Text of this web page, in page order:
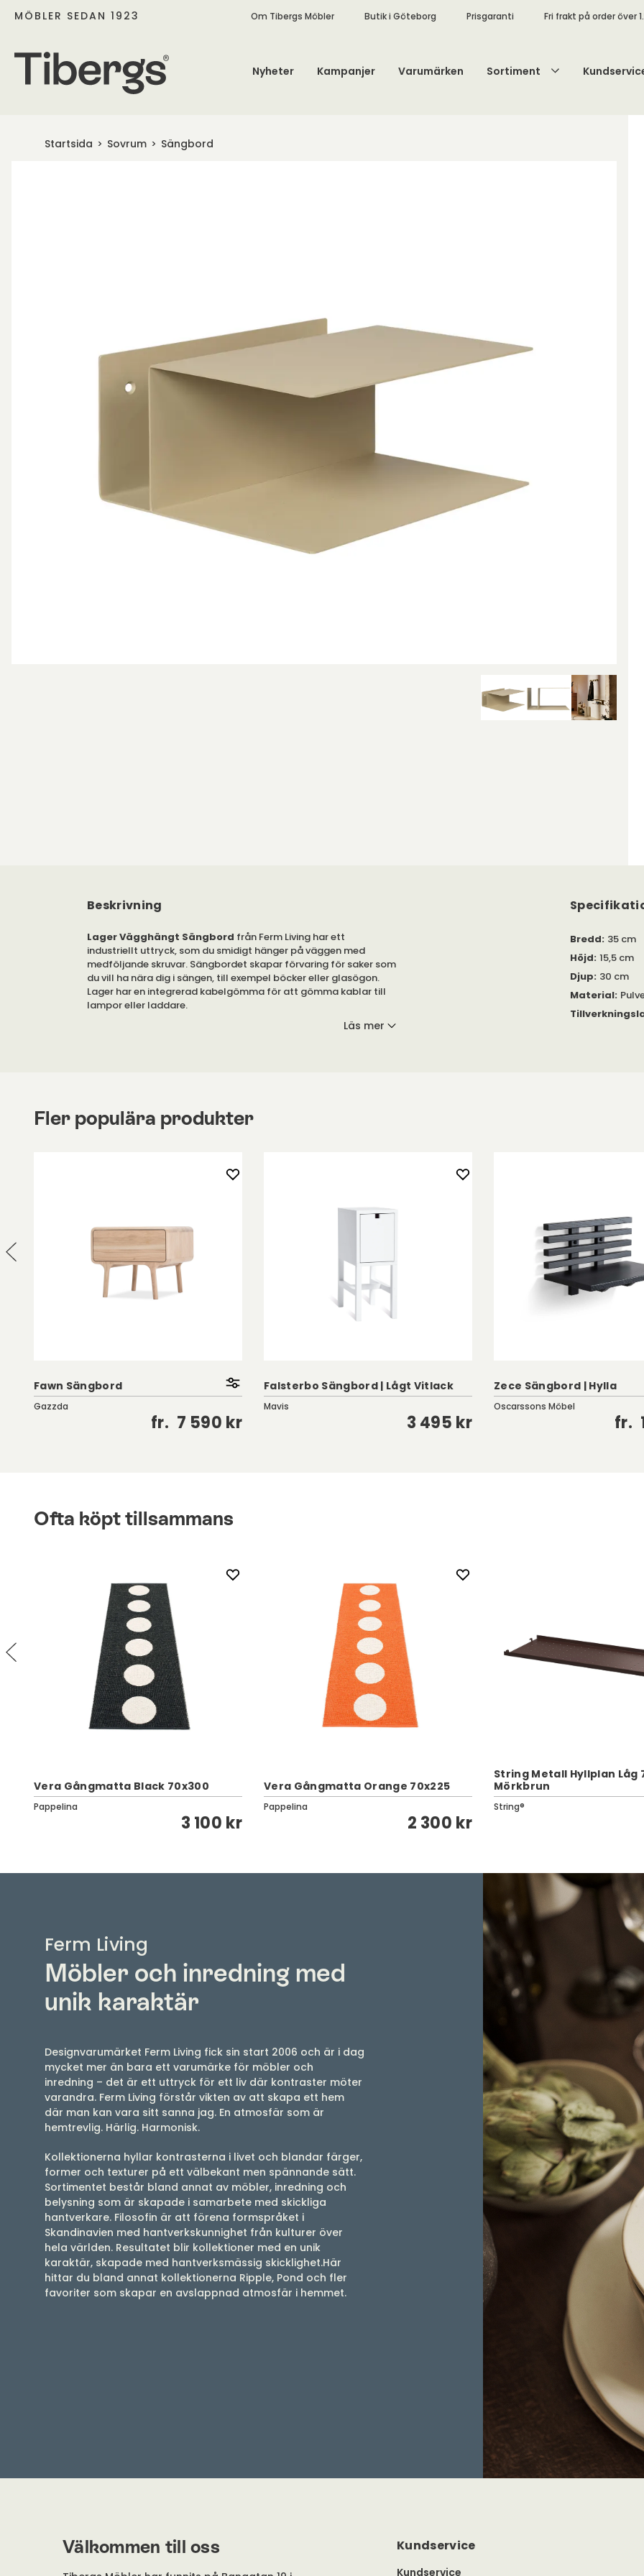
MÖBLER SEDAN 1923 Om Tibergs Möbler Butik i Göteborg Prisgaranti Fri frakt på order över
Nyheter Kampanjer Varumärken Sortiment
Startsida Sovrum Sängbord
Beskrivning
Lager Vägghängt Sängbord från Ferm Living har ett
industriellt uttryck, som du smidigt hänger på väggen med
medföljande skruvar. Sängbordet skapar förvaring för saker som
du vill ha nära dig i sängen, till exempel böcker eller glasögon.
Lager har en integrerad kabelgömma för att gömma kablar till
lampor eller laddare.
Sängbordet har en kabelgömma som gör sovrummet till en
Läs mer
Bredd: 35 cm
Höjd: 15,5 cm
Djup: 30 cm
Material:
Fler populära produkter
Fawn Sängbord
Gazzda
fr. 7 590 kr
Falsterbo Sängbord | Lågt Vitlack
Mavis
3 495 kr
Zece Sängbord | Hylla
Oscarssons Möbel
fr.
Ofta köpt tillsammans
Vera Gångmatta Black 70x300
Pappelina
3 100 kr
Vera Gångmatta Orange 70x225
Pappelina
2 300 kr
String Metall Hyllplan Låg
Mörkbrun
String®
Ferm Living
Möbler och inredning med
unik karaktär
Designvarumärket Ferm Living fick sin start 2006 och är i dag
mycket mer än bara ett varumärke för möbler och
inredning – det är ett uttryck för ett liv där kontraster möter
varandra. Ferm Living förstår vikten av att skapa ett hem
där man kan vara sitt sanna jag. En atmosfär som är
hemtrevlig. Härlig. Harmonisk.
Kollektionerna hyllar kontrasterna i livet och blandar färger,
former och texturer på ett välbekant men spännande sätt.
Sortimentet består bland annat av möbler, inredning och
belysning som är skapade i samarbete med skickliga
hantverkare. Filosofin är att förena formspråket i
Skandinavien med hantverkskunnighet från kulturer över
hela världen. Resultatet blir kollektioner med en unik
karaktär, skapade med hantverksmässig skicklighet.Här
hittar du bland annat kollektionerna Ripple, Pond och fler
favoriter som skapar en avslappnad atmosfär i hemmet.
Välkommen till oss Kundservice
Kundservice